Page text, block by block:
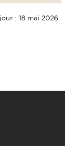
: 18 mai 2026